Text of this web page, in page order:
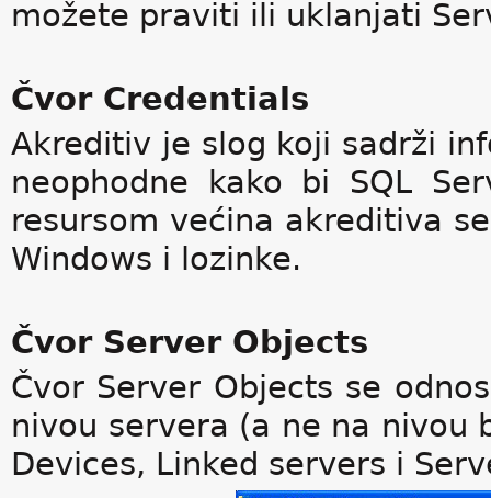
možete praviti ili uklanjati
Čvor Credentials
Akreditiv je slog koji sadrži
neophodne kako bi SQL
resursom većina akreditiva
Windows i lozinke.
Čvor Server Objects
Čvor Server Objects se
nivou servera (a ne na nivou
Devices, Linked servers i